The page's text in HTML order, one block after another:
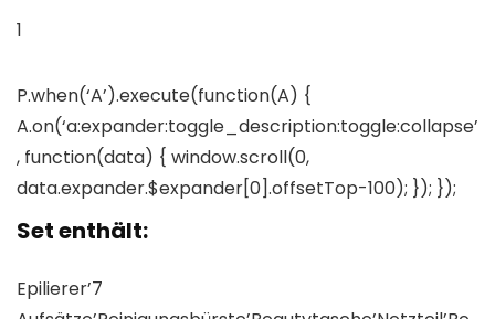
1
P.when(‘A’).execute(function(A) {
A.on(‘a:expander:toggle_description:toggle:collapse’
, function(data) { window.scroll(0,
data.expander.$expander[0].offsetTop-100); }); });
Set enthält:
Epilierer’7